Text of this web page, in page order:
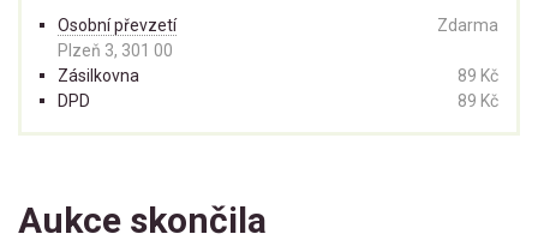
Osobní převzetí
Plzeň 3, 301 00
Zdarma
Zásilkovna
89 Kč
DPD
89 Kč
Aukce skončila